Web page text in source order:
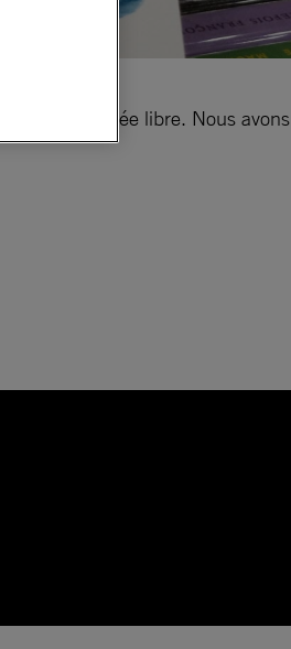
Brest. Entrée libre. Nous avons